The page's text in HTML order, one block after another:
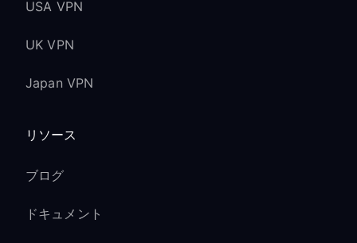
USA VPN
UK VPN
Japan VPN
リソース
ブログ
ドキュメント